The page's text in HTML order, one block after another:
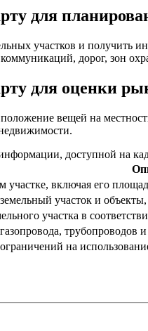
для
участков и
дорог, зон
для оценки
положение вещей на
доступной на
участке, включая его
участок и
участка в
трубопроводов
на